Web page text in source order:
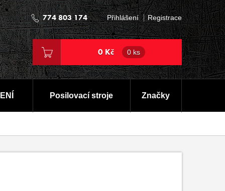
774 803 174 Přihlášení Registrace
0 Kč 0 ks
Posilovací stroje Značky